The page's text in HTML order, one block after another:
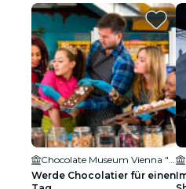
Werde Chocolatier für einen